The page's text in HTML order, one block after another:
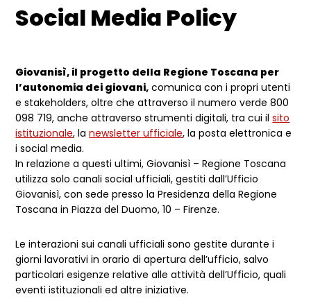
Social Media Policy
Giovanisì, il progetto della Regione Toscana per
l’autonomia dei giovani, comunica con i propri utenti
e stakeholders, oltre che attraverso il numero verde 800
098 719, anche attraverso strumenti digitali, tra cui ilsito
istituzionale, lanewsletter ufficiale, la posta elettronica e
i social media.
In relazione a questi ultimi, Giovanisì – Regione Toscana
utilizza solo canali social ufficiali, gestiti dall’Ufficio
Giovanisì, con sede presso la Presidenza della Regione
Toscana in Piazza del Duomo, 10 – Firenze.
Le interazioni sui canali ufficiali sono gestitedurante i
giorni lavorativi in orario di apertura dell’ufficio, salvo
particolari esigenze relative alle attività dell’Ufficio, quali
eventi istituzionali ed altre iniziative.